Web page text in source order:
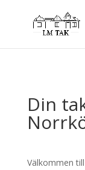
Din
Välkommen till